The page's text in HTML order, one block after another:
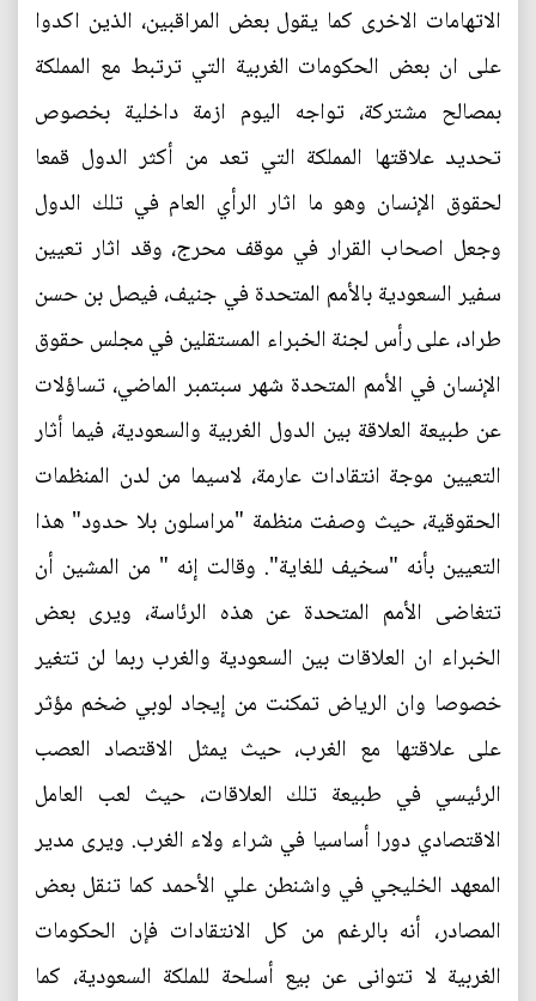
الاتهامات الاخرى كما يقول بعض المراقبين، الذين اكدوا
على ان بعض الحكومات الغربية التي ترتبط مع المملكة
بمصالح مشتركة، تواجه اليوم ازمة داخلية بخصوص
تحديد علاقتها المملكة التي تعد من أكثر الدول قمعا
لحقوق الإنسان وهو ما اثار الرأي العام في تلك الدول
وجعل اصحاب القرار في موقف محرج، وقد اثار تعيين
سفير السعودية بالأمم المتحدة في جنيف، فيصل بن حسن
طراد، على رأس لجنة الخبراء المستقلين في مجلس حقوق
الإنسان في الأمم المتحدة شهر سبتمبر الماضي، تساؤلات
عن طبيعة العلاقة بين الدول الغربية والسعودية، فيما أثار
التعيين موجة انتقادات عارمة، لاسيما من لدن المنظمات
الحقوقية، حيث وصفت منظمة "مراسلون بلا حدود" هذا
التعيين بأنه "سخيف للغاية". وقالت إنه " من المشين أن
تتغاضى الأمم المتحدة عن هذه الرئاسة، ويرى بعض
الخبراء ان العلاقات بين السعودية والغرب ربما لن تتغير
خصوصا وان الرياض تمكنت من إيجاد لوبي ضخم مؤثر
على علاقتها مع الغرب، حيث يمثل الاقتصاد العصب
الرئيسي في طبيعة تلك العلاقات، حيث لعب العامل
الاقتصادي دورا أساسيا في شراء ولاء الغرب. ويرى مدير
المعهد الخليجي في واشنطن علي الأحمد كما تنقل بعض
المصادر، أنه بالرغم من كل الانتقادات فإن الحكومات
الغربية لا تتوانى عن بيع أسلحة للملكة السعودية، كما